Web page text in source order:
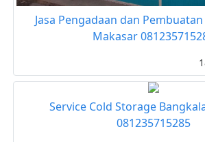
Jasa Pengadaan dan
Makasar
Service Cold Storage
081235715285